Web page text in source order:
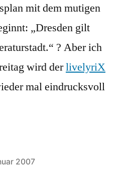
mit dem mutigen
„Dresden gilt
? Aber ich
wird derlivelyriX
mal eindrucksvoll
2007